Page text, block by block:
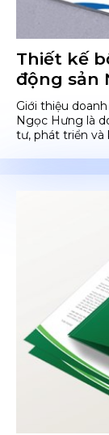
Thiết kế
động sản
Giới thiệu
Ngọc Hưng là
tư, phát triển và